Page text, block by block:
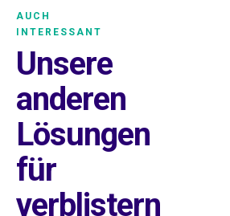
AUCH
INTERESSANT
Unsere
anderen
Lösungen
für
verblistern